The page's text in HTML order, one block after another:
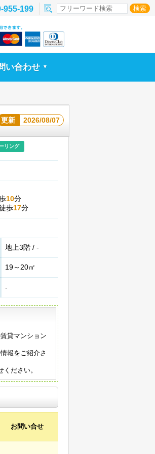
955-199
い合わせ ▼
更新 2026/08/07
リング
10分
歩17分
地上3階 / -
19～20㎡
-
貸マンション
報をご紹介さ
ださい。
お問い合せ